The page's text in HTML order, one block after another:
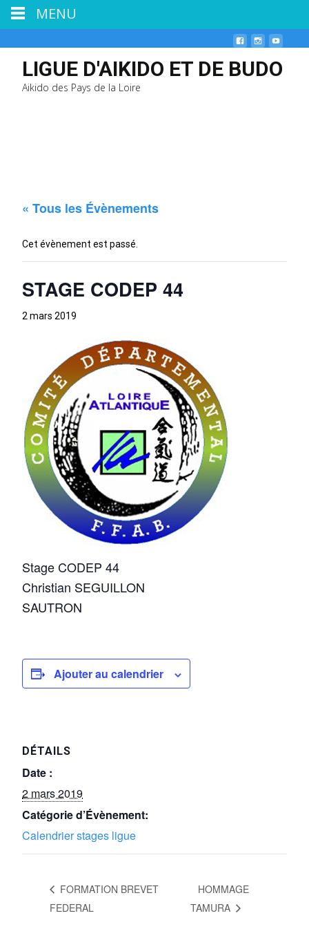
LIGUE D'AIKIDO ET DE BUDO
Aikido des Pays de la Loire
« Tous les Évènements
Cet évènement est passé.
STAGE CODEP 44
2 mars 2019
Stage CODEP 44
Christian SEGUILLON
SAUTRON
Ajouter au calendrier
DÉTAILS
Date :
2 mars 2019
Catégorie d’Évènement:
Calendrier stages ligue
FORMATION BREVET
FEDERAL
HOMMAGE
TAMURA
MENU